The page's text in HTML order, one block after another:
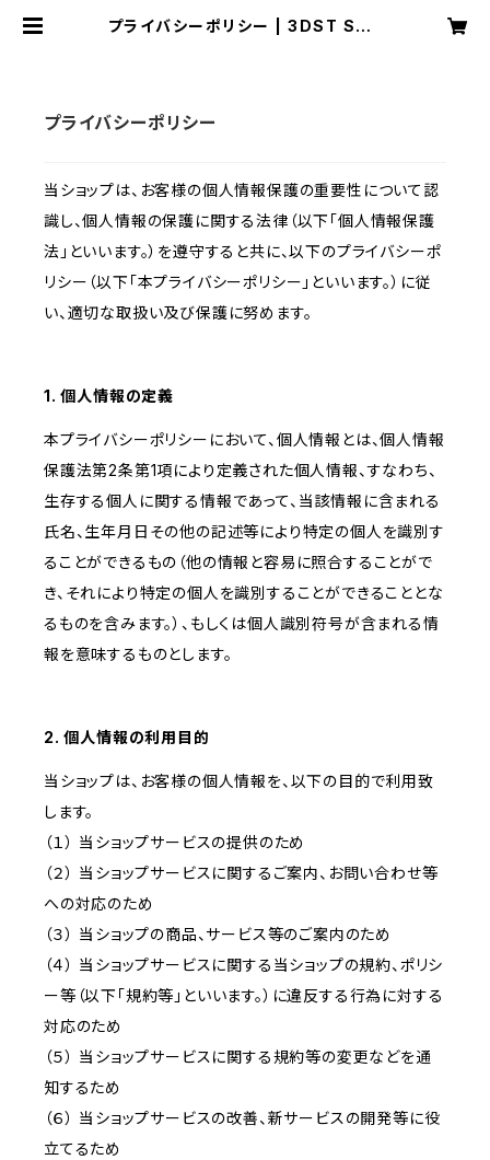
プライバシーポリシー | 3DST STO
プライバシーポリシー
当ショップは、お客様の個人情報保護の重要性について認
識し、個人情報の保護に関する法律（以下「個人情報保護
法」といいます。）を遵守すると共に、以下のプライバシーポ
リシー（以下「本プライバシーポリシー」といいます。）に従
い、適切な取扱い及び保護に努めます。
1. 個人情報の定義
本プライバシーポリシーにおいて、個人情報とは、個人情報
保護法第2条第1項により定義された個人情報、すなわち、
生存する個人に関する情報であって、当該情報に含まれる
氏名、生年月日その他の記述等により特定の個人を識別す
ることができるもの（他の情報と容易に照合することがで
き、それにより特定の個人を識別することができることとな
るものを含みます。）、もしくは個人識別符号が含まれる情
報を意味するものとします。
2. 個人情報の利用目的
当ショップは、お客様の個人情報を、以下の目的で利用致
します。
（１） 当ショップサービスの提供のため
（２） 当ショップサービスに関するご案内、お問い合わせ等
への対応のため
（３） 当ショップの商品、サービス等のご案内のため
（４） 当ショップサービスに関する当ショップの規約、ポリシ
ー等（以下「規約等」といいます。）に違反する行為に対する
対応のため
（５） 当ショップサービスに関する規約等の変更などを通
知するため
（６） 当ショップサービスの改善、新サービスの開発等に役
立てるため